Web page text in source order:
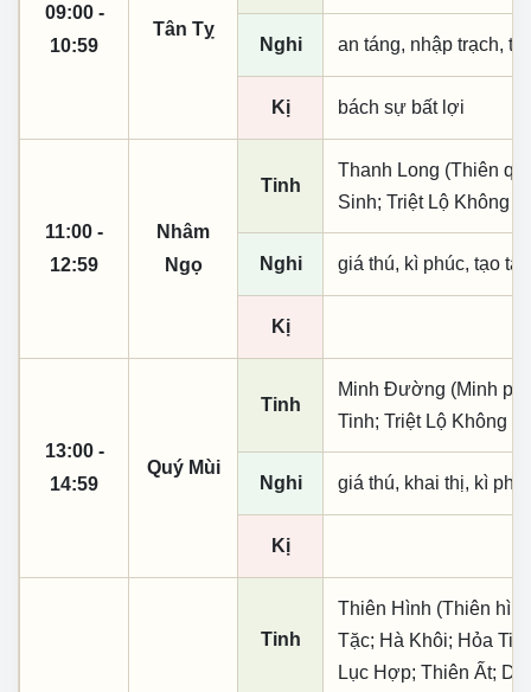
09:00 -
10:59
Tân Tỵ
Nghi an táng, nhập trạch,
Kị bách sự bất lợi
11:00 -
12:59
Nhâm
Ngọ
Tinh
Thanh Long (Thiên
Sinh; Triệt Lộ Không
Nghi giá thú, kì phúc, tạo
Kị
13:00 -
14:59
Quý Mùi
Tinh
Minh Đường (Minh
Tinh; Triệt Lộ Không
Nghi giá thú, khai thị, kì
Kị
Tinh
Thiên Hình (Thiên
Tặc; Hà Khôi; Hỏa
Lục Hợp; Thiên Ất;